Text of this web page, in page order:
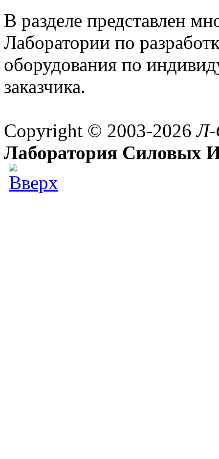
В разделе представлен
Лаборатории по
оборудования по
заказчика.
Copyright © 2003-2026
Лаборатория Силовых